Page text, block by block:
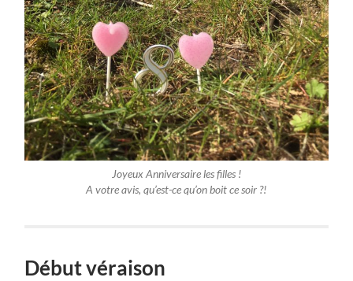
Joyeux Anniversaire les filles !
A votre avis, qu’est-ce qu’on boit ce soir ?!
Début véraison